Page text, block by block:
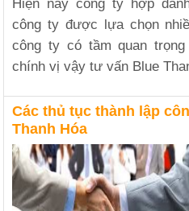
Hiện nay công ty hợp
công ty được lựa chọn
công ty có tầm quan
chính vị vậy tư vấn Blue
Các thủ tục thành lập
Thanh Hóa